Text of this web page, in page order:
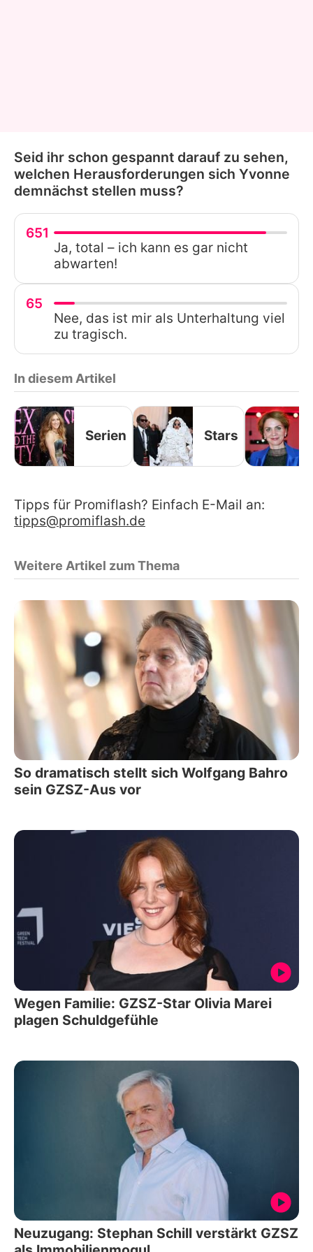
Seid ihr schon gespannt darauf zu sehen,
welchen Herausforderungen sich Yvonne
demnächst stellen muss?
651
Ja, total – ich kann es gar nicht
abwarten!
65
Nee, das ist mir als Unterhaltung viel
zu tragisch.
In diesem Artikel
Serien Stars
Tipps für Promiflash? Einfach E-Mail an:
tipps@promiflash.de
Weitere Artikel zum Thema
So dramatisch stellt sich Wolfgang Bahro
sein GZSZ-Aus vor
Wegen Familie: GZSZ-Star Olivia Marei
plagen Schuldgefühle
Neuzugang: Stephan Schill verstärkt GZSZ